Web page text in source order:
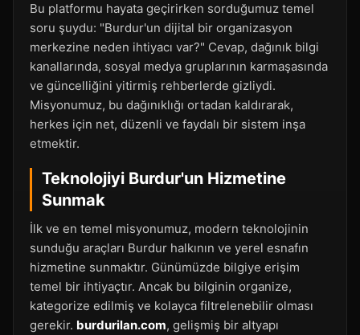
Bu platformu hayata geçirirken sorduğumuz temel
soru şuydu: "Burdur'un dijital bir organizasyon
merkezine neden ihtiyacı var?" Cevap, dağınık bilgi
kanallarında, sosyal medya gruplarının karmaşasında
ve güncelliğini yitirmiş rehberlerde gizliydi.
Misyonumuz, bu dağınıklığı ortadan kaldırarak,
herkes için net, düzenli ve faydalı bir sistem inşa
etmektir.
Teknolojiyi Burdur'un Hizmetine
Sunmak
İlk ve en temel misyonumuz, modern teknolojinin
sunduğu araçları Burdur halkının ve yerel esnafın
hizmetine sunmaktır. Günümüzde bilgiye erişim
temel bir ihtiyaçtır. Ancak bu bilginin organize,
kategorize edilmiş ve kolayca filtrelenebilir olması
gerekir. burdurilan.com, gelişmiş bir altyapı